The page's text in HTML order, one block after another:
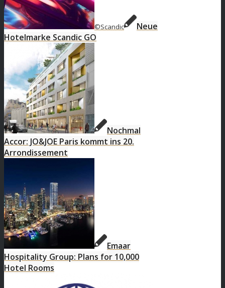
©Scandic
Neue
Hotelmarke Scandic GO
Nochmal
Accor: JO&JOE Paris kommt ins 20.
Arrondissement
Emaar
Hospitality Group: Plans for 10,000
Hotel Rooms